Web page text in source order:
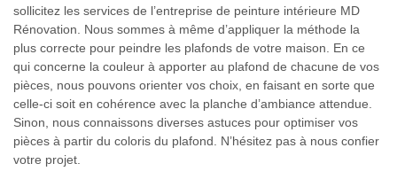
sollicitez les services de l’entreprise de peinture intérieure MD
Rénovation. Nous sommes à même d’appliquer la méthode la
plus correcte pour peindre les plafonds de votre maison. En ce
qui concerne la couleur à apporter au plafond de chacune de vos
pièces, nous pouvons orienter vos choix, en faisant en sorte que
celle-ci soit en cohérence avec la planche d’ambiance attendue.
Sinon, nous connaissons diverses astuces pour optimiser vos
pièces à partir du coloris du plafond. N’hésitez pas à nous confier
votre projet.